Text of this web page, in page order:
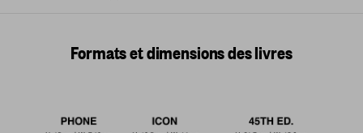
Formats et dimensions des livres